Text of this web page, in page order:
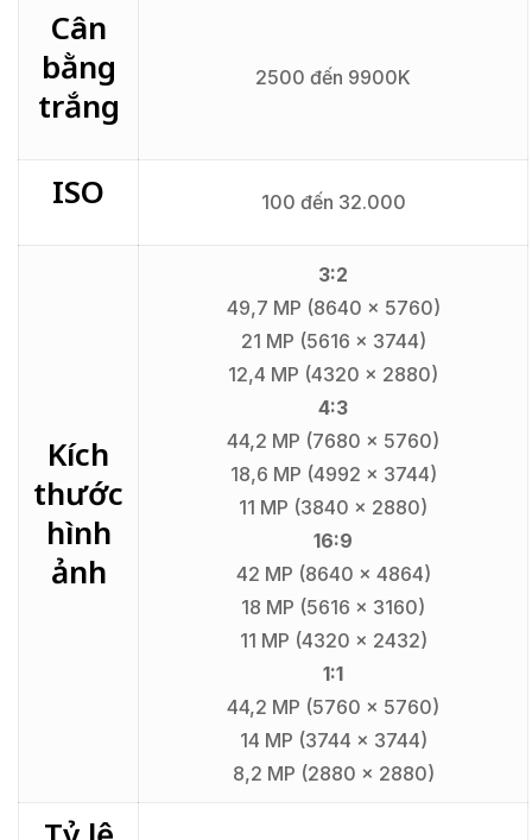
Cân
bằng
trắng
2500 đến 9900K
ISO 100 đến 32.000
Kích
thước
hình
ảnh
3:2
49,7 MP (8640 x 5760)
21 MP (5616 x 3744)
12,4 MP (4320 x 2880)
4:3
44,2 MP (7680 x 5760)
18,6 MP (4992 x 3744)
11 MP (3840 x 2880)
16:9
42 MP (8640 x 4864)
18 MP (5616 x 3160)
11 MP (4320 x 2432)
1:1
44,2 MP (5760 x 5760)
14 MP (3744 x 3744)
8,2 MP (2880 x 2880)